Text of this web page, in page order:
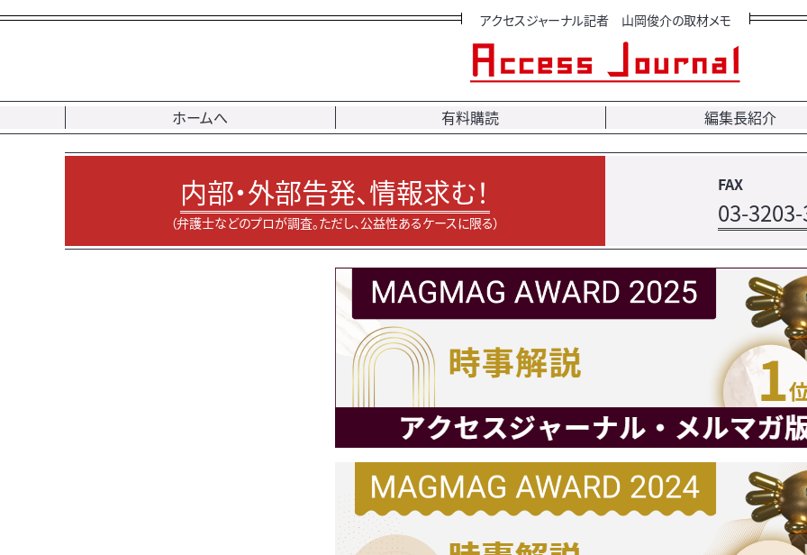
アクセスジャーナル記者 山岡俊介の取材メモ
ホームへ 有料購読 編集長紹介
内部・外部告発、情報求む！
（弁護士などのプロが調査。ただし、公益性あるケースに限る）
FAX
03-